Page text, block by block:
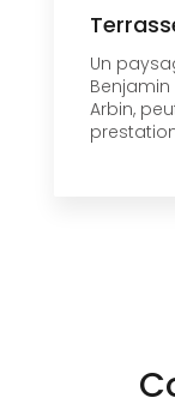
Un
Arbin,